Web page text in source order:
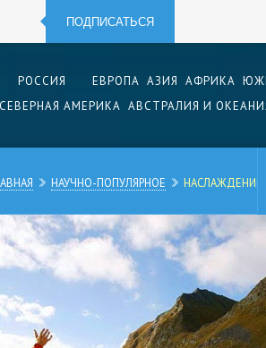
ПОДПИСАТЬСЯ
РОССИЯ ЕВРОПА АЗИЯ АФРИКА
СЕВЕРНАЯ АМЕРИКА АВСТРАЛИЯ И
НАУЧНО-ПОПУЛЯРНОЕ